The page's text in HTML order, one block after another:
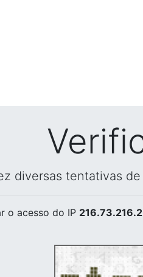
diversas tentativas
o acesso do IP